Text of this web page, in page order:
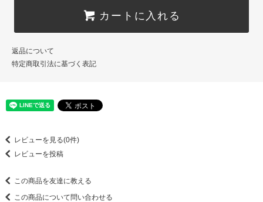
カートに入れる
返品について
特定商取引法に基づく表記
レビューを見る(0件)
レビューを投稿
この商品を友達に教える
この商品について問い合わせる